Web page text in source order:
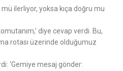
ilerliyor, yoksa kıça doğru mu
diye cevap verdi. Bu,
rotası üzerinde olduğumuz
‘Gemiye mesaj gönder: